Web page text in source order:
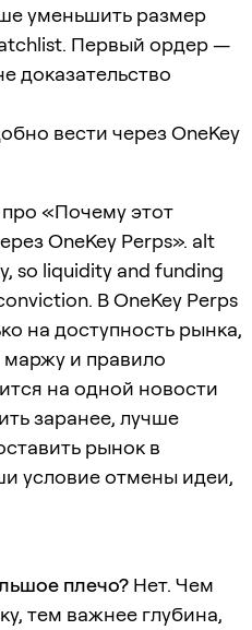
уменьшить размер
Первый ордер —
доказательство
вести через OneKey
про «Почему этот
OneKey Perps». alt
so liquidity and funding
В OneKey Perps
на доступность рынка,
маржу и правило
на одной новости
заранее, лучше
рынок в
условие отмены идеи,
плечо? Нет. Чем
тем важнее глубина,